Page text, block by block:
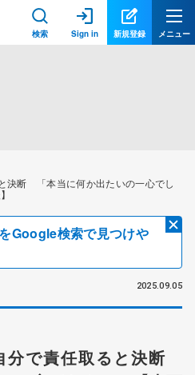
検索 Sign in 新規登録 メニュー
決断 「本当に何か出たいの一心でし
Google検索で見つけや
2025.09.05
分で責任取ると決断